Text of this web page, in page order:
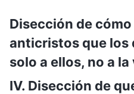
Disección de
anticristos que los
solo a ellos, no a
IV. Disección de